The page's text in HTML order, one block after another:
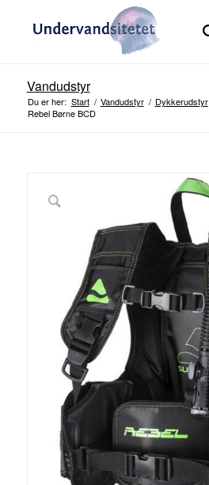
Vandudstyr
Du er her: Start / Vandudstyr / Dykkerudstyr
Rebel Børne BCD